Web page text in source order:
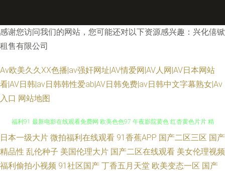
感谢您访问我们的网站，您可能还对以下资源感兴趣：兴化僖锨
租售有限公司
Av欧美久久XX色播|av强奸网址|AV情爱网|AV人网|AV日本网站
看|AV日韩|av日韩韩性爱ab|AV日韩免费|av日韩中文字幕熟女|Av
入口 网站地图
亚洲国产韩国欧美在线 黄色片免费入口 日韩av电信网页 国产自拍视频 微拍
福利91 最新电影在线观看免费网 欧美色色97 午夜影院黄色 红杏黄色片片 精
日本一级大片 微拍福利在线观看 91香蕉APP 国产二区三区 国产
精品性 乱伦种子 美国伦理大片 国产二区在线观看 美女伦理视频
福利偷拍小视频 91社区国产 丁香五月天堂 欧美变态一区 国产